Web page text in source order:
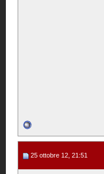
25 ottobre 12, 21:51